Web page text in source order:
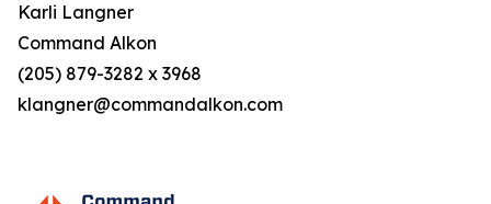
Karli Langner
Command Alkon
(205) 879-3282 x 3968
klangner@commandalkon.com